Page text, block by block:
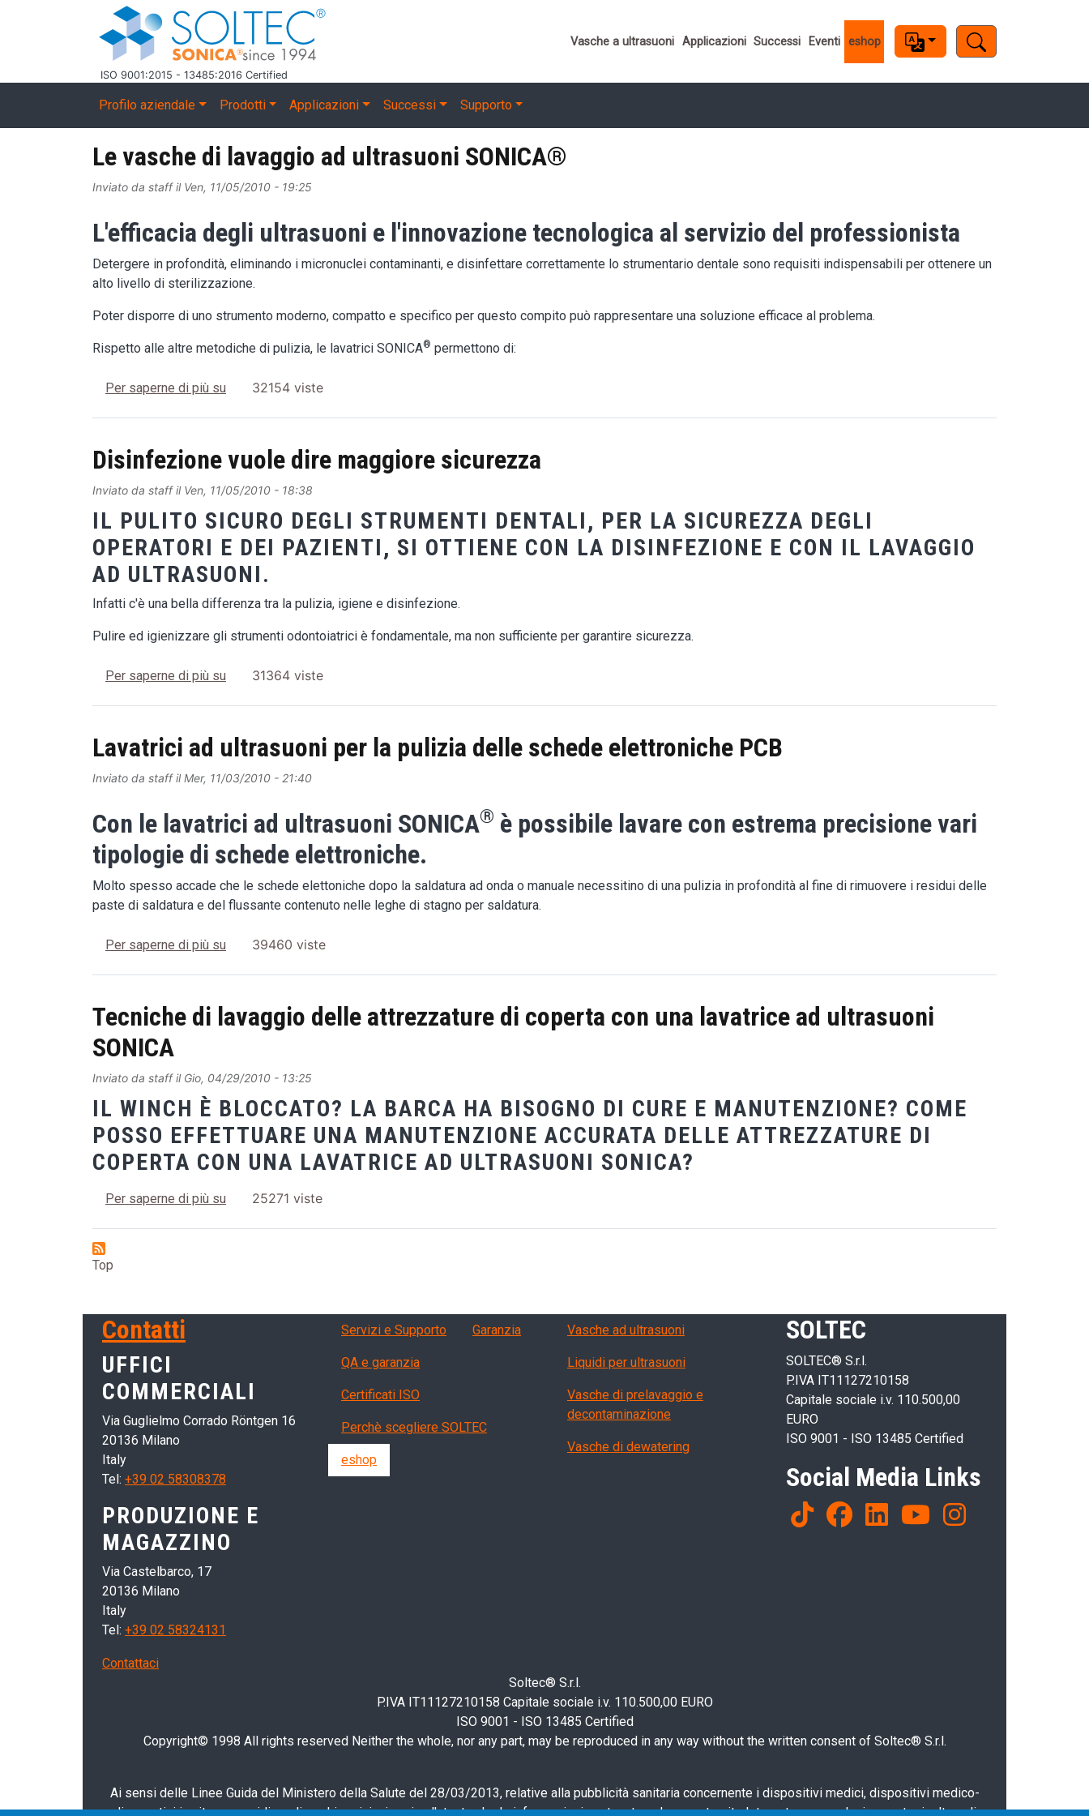
Salta al contenuto principale
ISO 9001:2015 - 13485:2016 Certified
Important links
Vasche a ultrasuoni Applicazioni Successi Eventi eshop
Main navigation
Profilo aziendale Prodotti Applicazioni Successi Supporto
Le vasche di lavaggio ad ultrasuoni SONICA®
Inviato da staffil Ven, 11/05/2010 - 19:25
L'efficacia degli ultrasuoni e l'innovazione tecnologica al servizio del professionista
Detergere in profondità, eliminando i micronuclei contaminanti, e disinfettare correttamente lo strumentario dentale sono requisiti indispensabili per ottenere un
alto livello di sterilizzazione.
Poter disporre di uno strumento moderno, compatto e specifico per questo compito può rappresentare una soluzione efficace al problema.
Rispetto alle altre metodiche di pulizia, le lavatrici SONICA® permettono di:
Per saperne di più su Le vasche di lavaggio ad ultrasuoni SONICA®
32154 viste
Disinfezione vuole dire maggiore sicurezza
Inviato da staffil Ven, 11/05/2010 - 18:38
IL PULITO SICURO DEGLI STRUMENTI DENTALI, PER LA SICUREZZA DEGLI
OPERATORI E DEI PAZIENTI, SI OTTIENE CON LA DISINFEZIONE E CON IL LAVAGGIO
AD ULTRASUONI.
Infatti c'è una bella differenza tra la pulizia, igiene e disinfezione.
Pulire ed igienizzare gli strumenti odontoiatrici è fondamentale, ma non sufficiente per garantire sicurezza.
Per saperne di più su Disinfezione vuole dire maggiore sicurezza
31364 viste
Lavatrici ad ultrasuoni per la pulizia delle schede elettroniche PCB
Inviato da staffilMer, 11/03/2010 - 21:40
Con le lavatrici ad ultrasuoni SONICA® è possibile lavare con estrema precisione vari
tipologie di schede elettroniche.
Molto spesso accade che le schede elettoniche dopo la saldatura ad onda o manuale necessitino di una pulizia in profondità al fine di rimuovere i residui delle
paste di saldatura e del flussante contenuto nelle leghe di stagno per saldatura.
Per saperne di più su Lavatrici ad ultrasuoni per la pulizia delle schede elettroniche PCB
39460 viste
Tecniche di lavaggio delle attrezzature di coperta con una lavatrice ad ultrasuoni
SONICA
Inviato da staffil Gio, 04/29/2010 - 13:25
IL WINCH È BLOCCATO? LA BARCA HA BISOGNO DI CURE E MANUTENZIONE? COME
POSSO EFFETTUARE UNA MANUTENZIONE ACCURATA DELLE ATTREZZATURE DI
COPERTA CON UNA LAVATRICE AD ULTRASUONI SONICA?
Per saperne di più su Tecniche di lavaggio delle attrezzature di coperta con una lavatrice ad ultrasuoni SONICA
25271 viste
Top
SOLTEC
SOLTEC® S.r.l.
P.IVA IT11127210158
Capitale sociale i.v. 110.500,00
EURO
ISO 9001 - ISO 13485 Certified
Social Media Links
Products
Vasche ad ultrasuoni
Liquidi per ultrasuoni
Vasche di prelavaggio e
decontaminazione
Vasche di dewatering
Servizi, garanzia, QA
Servizi e Supporto Garanzia
QA e garanzia
Certificati ISO
Perchè scegliere SOLTEC
eshop
Contatti
UFFICI
COMMERCIALI
Via Guglielmo Corrado Röntgen 16
20136 Milano
Italy
Tel: +39 02 58308378
PRODUZIONE E
MAGAZZINO
Via Castelbarco, 17
20136 Milano
Italy
Tel: +39 02 58324131
Contattaci
Soltec® S.r.l.
P.IVA IT11127210158 Capitale sociale i.v. 110.500,00 EURO
ISO 9001 - ISO 13485 Certified
Copyright© 1998 All rights reserved Neither the whole, nor any part, may be reproduced in any way without the written consent of Soltec® S.r.l.
Ai sensi delle Linee Guida del Ministero della Salute del 28/03/2013, relative alla pubblicità sanitaria concernente i dispositivi medici, dispositivi medico-
diagnostici in vitro e presidi medico-chirurgici, si avvisa l'utente che le informazioni contenute nel presente sito Internet sono esclusivamente rivolte agli